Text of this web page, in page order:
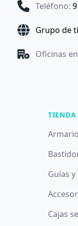
Teléfono:
Grupo de
Oficinas
TIENDA
Guías
Cajas